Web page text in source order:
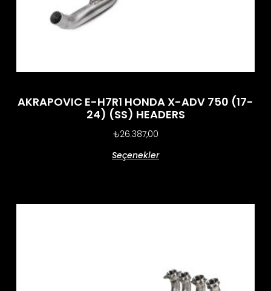
AKRAPOVIC E-H7R1 HONDA X-ADV 750 (17-
24) (SS) HEADERS
₺26.387,00
Seçenekler